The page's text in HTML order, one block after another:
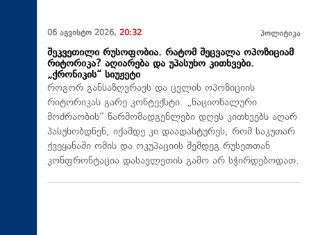
06 აგვისტო 2026, 20:32 პოლიტიკა
შეკვეთილი რუსოფობია. რატომ შეცვალა ოპოზიციამ
რიტორიკა? აღიარება და უპასუხო კითხვები.
„ქრონიკის“ სიუჟეტი
როგორ განსაზღვრავს და ცვლის ოპოზიციის
რიტორიკას გარე კონტექსტი. „ნაციონალური
მოძრაობის“ წარმომადგენლები დღეს კითხვებს აღარ
პასუხობდნენ, იქამდე კი დაადასტურეს, რომ საკუთარ
ქვეყანაში ომის და ოკუპაციის შემდეგ რუსეთთან
კონფრონტაცია დასავლეთის გამო არ სჭირდებოდათ.